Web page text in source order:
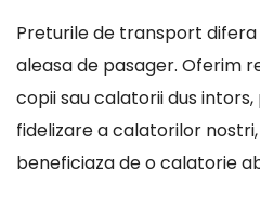
Preturile de transport
aleasa de pasager. Oferim
copii sau calatorii dus
fidelizare a calatorilor
beneficiaza de o calatorie